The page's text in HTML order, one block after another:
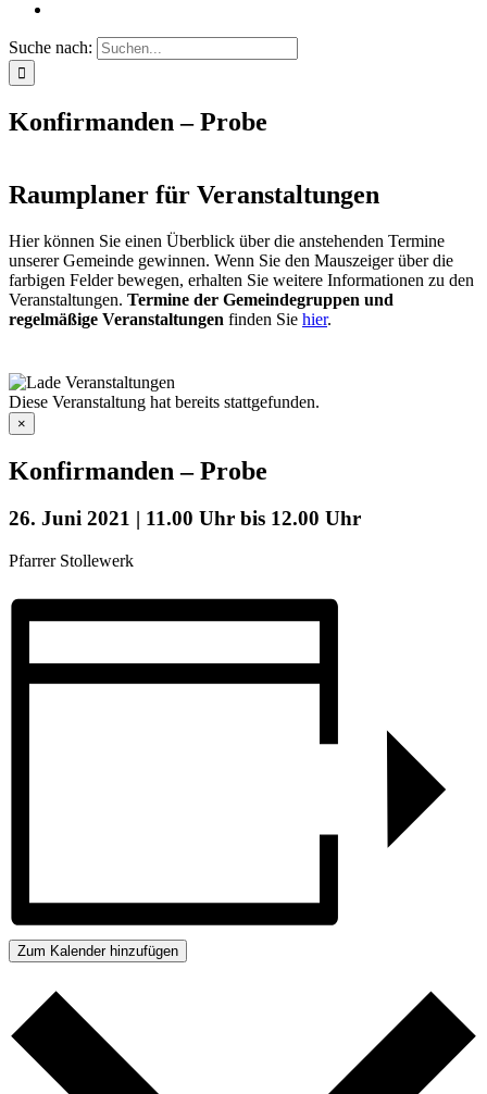
Suche nach:
Konfirmanden – Probe
Raumplaner für Veranstaltungen
Hier können Sie einen Überblick über die anstehenden Termine
unserer Gemeinde gewinnen. Wenn Sie den Mauszeiger über die
farbigen Felder bewegen, erhalten Sie weitere Informationen zu den
Veranstaltungen. Termine der Gemeindegruppen und
regelmäßige Veranstaltungen finden Sie hier.
Diese Veranstaltung hat bereits stattgefunden.
×
Konfirmanden – Probe
26. Juni 2021 | 11.00 Uhr bis 12.00 Uhr
Pfarrer Stollewerk
Zum Kalender hinzufügen